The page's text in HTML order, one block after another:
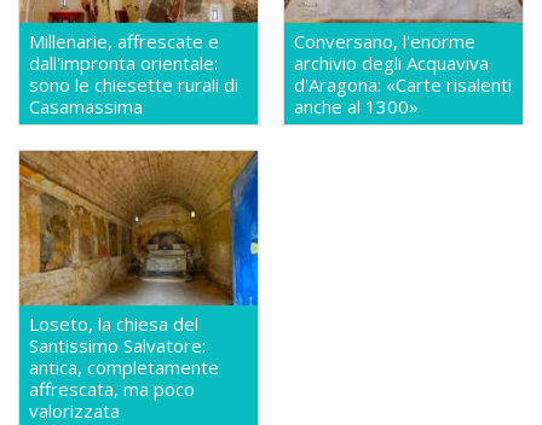
Millenarie, affrescate e
dall'impronta orientale:
sono le chiesette rurali di
Casamassima
Conversano, l'enorme
archivio degli Acquaviva
d'Aragona: «Carte risalenti
anche al 1300»
Loseto, la chiesa del
Santissimo Salvatore:
antica, completamente
affrescata, ma poco
valorizzata